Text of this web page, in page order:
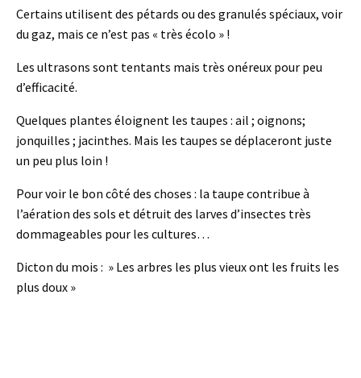
Certains utilisent des pétards ou des granulés spéciaux, voir
du gaz, mais ce n’est pas « très écolo » !
Les ultrasons sont tentants mais très onéreux pour peu
d’efficacité.
Quelques plantes éloignent les taupes : ail ; oignons;
jonquilles ; jacinthes. Mais les taupes se déplaceront juste
un peu plus loin !
Pour voir le bon côté des choses : la taupe contribue à
l’aération des sols et détruit des larves d’insectes très
dommageables pour les cultures…
Dicton du mois : » Les arbres les plus vieux ont les fruits les
plus doux »